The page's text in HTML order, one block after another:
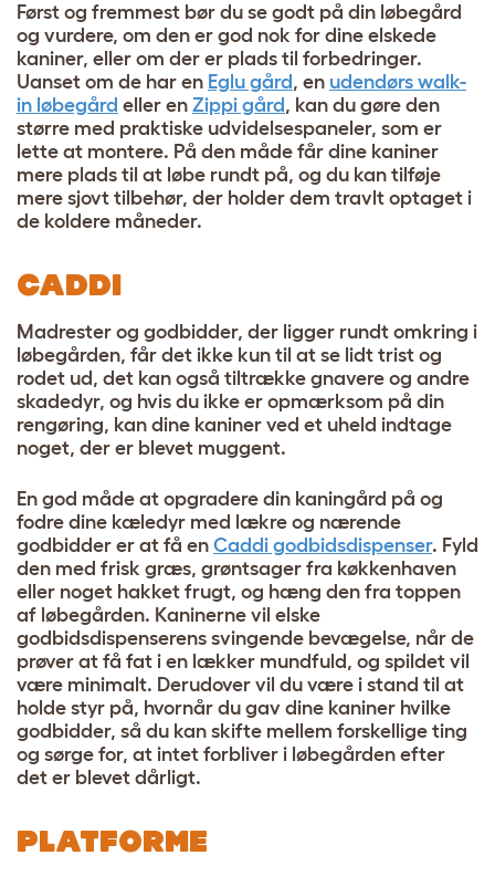
Først og fremmest bør du se godt på din løbegård
og vurdere, om den er god nok for dine elskede
kaniner, eller om der er plads til forbedringer.
Uanset om de har en Eglu gård , en udendørs walk-
in løbegård eller en Zippi gård , kan du gøre den
større med praktiske udvidelsespaneler, som er
lette at montere. På den måde får dine kaniner
mere plads til at løbe rundt på, og du kan tilføje
mere sjovt tilbehør, der holder dem travlt optaget i
de koldere måneder.
CADDI
Madrester og godbidder, der ligger rundt omkring i
løbegården, får det ikke kun til at se lidt trist og
rodet ud, det kan også tiltrække gnavere og andre
skadedyr, og hvis du ikke er opmærksom på din
rengøring, kan dine kaniner ved et uheld indtage
noget, der er blevet muggent.
En god måde at opgradere din kaningård på og
fodre dine kæledyr med lækre og nærende
godbidder er at få en Caddi godbidsdispenser. Fyld
den med frisk græs, grøntsager fra køkkenhaven
eller noget hakket frugt, og hæng den fra toppen
af løbegården. Kaninerne vil elske
godbidsdispenserens svingende bevægelse, når de
prøver at få fat i en lækker mundfuld, og spildet vil
være minimalt. Derudover vil du være i stand til at
holde styr på, hvornår du gav dine kaniner hvilke
godbidder, så du kan skifte mellem forskellige ting
og sørge for, at intet forbliver i løbegården efter
det er blevet dårligt.
PLATFORME